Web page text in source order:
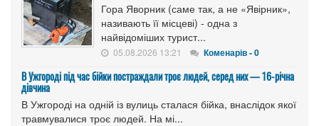
Гора Яворник (саме так, а не «Явірник»,
називають її місцеві) - одна з
найвідоміших турист...
05.08.2026 13:21 Коменарів - 0
В Ужгороді під час бійки постраждали троє людей, серед них — 16-річна
дівчина
В Ужгороді на одній із вулиць сталася бійка, внаслідок якої
травмувалися троє людей. На мі...